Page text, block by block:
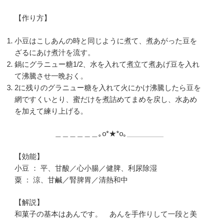
【作り方】
小豆はこしあんの時と同じように煮て、煮あがった豆を
ざるにあけ煮汁を流す。
鍋にグラニュー糖1/2、水を入れて煮立て煮あげ豆を入れ
て沸騰させ一晩おく。
2に残りのグラニュー糖を入れて火にかけ沸騰したら豆を
網ですくいとり、蜜だけを煮詰めてまめを戻し、水あめ
を加えて練り上げる。
＿＿＿＿＿＿｡o*★*o｡＿＿＿＿＿
【効能】
小豆 ： 平、甘酸／心小腸／健脾、利尿除湿
粟 ： 涼、甘鹹／腎脾胃／清熱和中
【解説】
和菓子の基本はあんです。 あんを手作りして一段と美